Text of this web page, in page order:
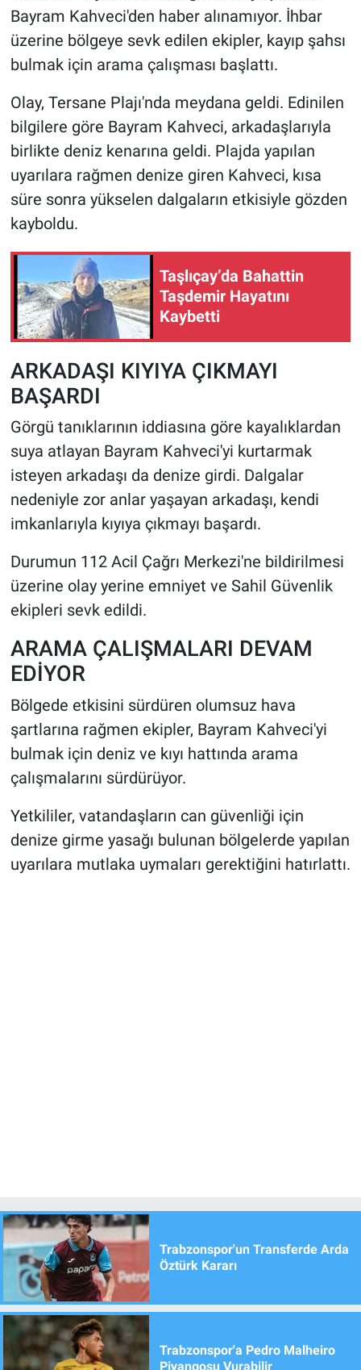
Bayram Kahveci'den haber alınamıyor. İhbar
üzerine bölgeye sevk edilen ekipler, kayıp şahsı
bulmak için arama çalışması başlattı.
Olay, Tersane Plajı'nda meydana geldi. Edinilen
bilgilere göre Bayram Kahveci, arkadaşlarıyla
birlikte deniz kenarına geldi. Plajda yapılan
uyarılara rağmen denize giren Kahveci, kısa
süre sonra yükselen dalgaların etkisiyle gözden
kayboldu.
Taşlıçay’da Bahattin
Taşdemir Hayatını
Kaybetti
ARKADAŞI KIYIYA ÇIKMAYI
BAŞARDI
Görgü tanıklarının iddiasına göre kayalıklardan
suya atlayan Bayram Kahveci'yi kurtarmak
isteyen arkadaşı da denize girdi. Dalgalar
nedeniyle zor anlar yaşayan arkadaşı, kendi
imkanlarıyla kıyıya çıkmayı başardı.
Durumun 112 Acil Çağrı Merkezi'ne bildirilmesi
üzerine olay yerine emniyet ve Sahil Güvenlik
ekipleri sevk edildi.
ARAMA ÇALIŞMALARI DEVAM
EDİYOR
Bölgede etkisini sürdüren olumsuz hava
şartlarına rağmen ekipler, Bayram Kahveci'yi
bulmak için deniz ve kıyı hattında arama
çalışmalarını sürdürüyor.
Yetkililer, vatandaşların can güvenliği için
denize girme yasağı bulunan bölgelerde yapılan
uyarılara mutlaka uymaları gerektiğini hatırlattı.
Trabzonspor'un Transferde Arda
Öztürk Kararı
Trabzonspor'a Pedro Malheiro
Piyangosu Vurabilir
POLİTİKA
SPOR
Bilim, Teknoloji